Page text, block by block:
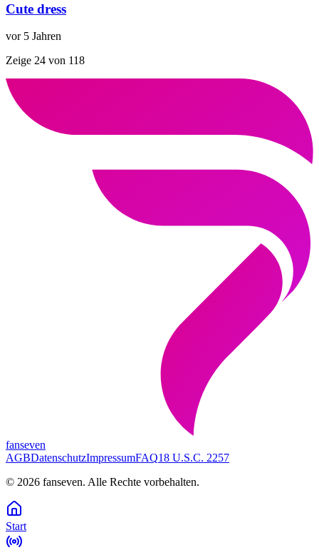
Cute dress
vor 5 Jahren
Zeige 24 von 118
fanseven
AGBDatenschutzImpressumFAQ18 U.S.C. 2257
© 2026 fanseven. Alle Rechte vorbehalten.
Start